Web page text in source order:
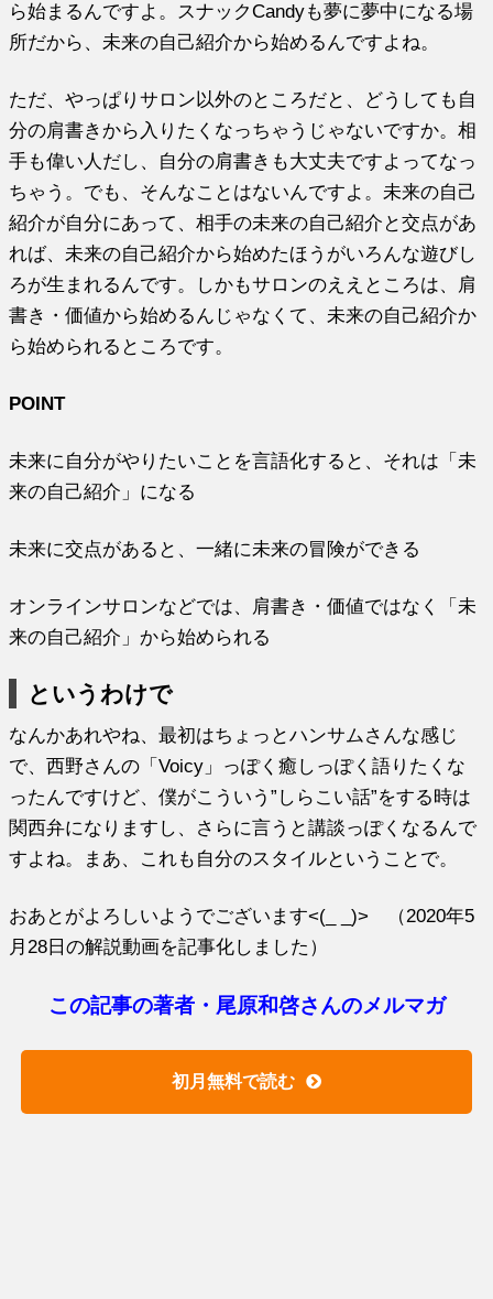
ら始まるんですよ。スナックCandyも夢に夢中になる場
所だから、未来の自己紹介から始めるんですよね。
ただ、やっぱりサロン以外のところだと、どうしても自
分の肩書きから入りたくなっちゃうじゃないですか。相
手も偉い人だし、自分の肩書きも大丈夫ですよってなっ
ちゃう。でも、そんなことはないんですよ。未来の自己
紹介が自分にあって、相手の未来の自己紹介と交点があ
れば、未来の自己紹介から始めたほうがいろんな遊びし
ろが生まれるんです。しかもサロンのええところは、肩
書き・価値から始めるんじゃなくて、未来の自己紹介か
ら始められるところです。
POINT
未来に自分がやりたいことを言語化すると、それは「未
来の自己紹介」になる
未来に交点があると、一緒に未来の冒険ができる
オンラインサロンなどでは、肩書き・価値ではなく「未
来の自己紹介」から始められる
というわけで
なんかあれやね、最初はちょっとハンサムさんな感じ
で、西野さんの「Voicy」っぽく癒しっぽく語りたくな
ったんですけど、僕がこういう”しらこい話”をする時は
関西弁になりますし、さらに言うと講談っぽくなるんで
すよね。まあ、これも自分のスタイルということで。
おあとがよろしいようでございます<(_ _)> （2020年5
月28日の解説動画を記事化しました）
この記事の著者・尾原和啓さんのメルマガ
初月無料で読む